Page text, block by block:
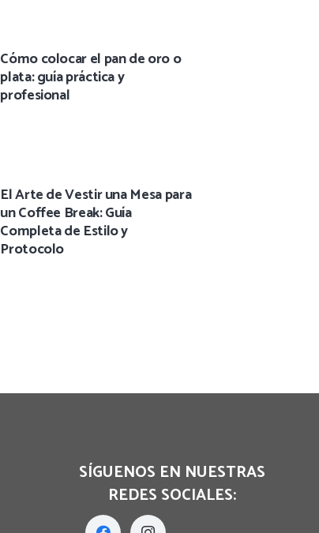
Cómo colocar el pan de oro o
plata: guía práctica y
profesional
El Arte de Vestir una Mesa para
un Coffee Break: Guía
Completa de Estilo y
Protocolo
SÍGUENOS EN NUESTRAS
REDES SOCIALES: